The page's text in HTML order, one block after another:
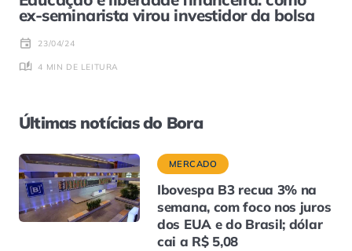
ex-seminarista virou investidor da bolsa
23/04/24
4 MIN DE LEITURA
Últimas notícias do Bora
MERCADO
Ibovespa B3 recua 3% na
semana, com foco nos juros
dos EUA e do Brasil; dólar
cai a R$ 5,08